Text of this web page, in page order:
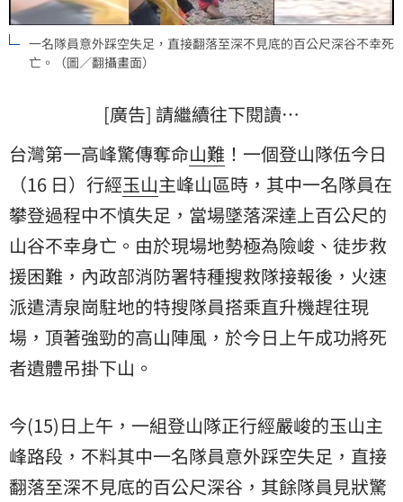
一名隊員意外踩空失足，直接翻落至深不見底的百公尺深谷不幸死
亡。（圖／翻攝畫面）
[廣告] 請繼續往下閱讀…
台灣第一高峰驚傳奪命山難 ！一個登山隊伍今日
（16 日）行經玉山主峰山區時，其中一名隊員在
攀登過程中不慎失足，當場墜落深達上百公尺的
山谷不幸身亡。由於現場地勢極為險峻、徒步救
援困難，內政部消防署特種搜救隊接報後，火速
派遣清泉崗駐地的特搜隊員搭乘直升機趕往現
場，頂著強勁的高山陣風，於今日上午成功將死
者遺體吊掛下山。
今(15)日上午，一組登山隊正行經嚴峻的玉山主
峰路段，不料其中一名隊員意外踩空失足，直接
翻落至深不見底的百公尺深谷，其餘隊員見狀驚